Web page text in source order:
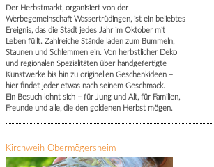
Der Herbstmarkt, organisiert von der
Werbegemeinschaft Wassertrüdingen, ist ein beliebtes
Ereignis, das die Stadt jedes Jahr im Oktober mit
Leben füllt. Zahlreiche Stände laden zum Bummeln,
Staunen und Schlemmen ein. Von herbstlicher Deko
und regionalen Spezialitäten über handgefertigte
Kunstwerke bis hin zu originellen Geschenkideen –
hier findet jeder etwas nach seinem Geschmack.
Ein Besuch lohnt sich – für Jung und Alt, für Familien,
Freunde und alle, die den goldenen Herbst mögen.
Kirchweih Obermögersheim